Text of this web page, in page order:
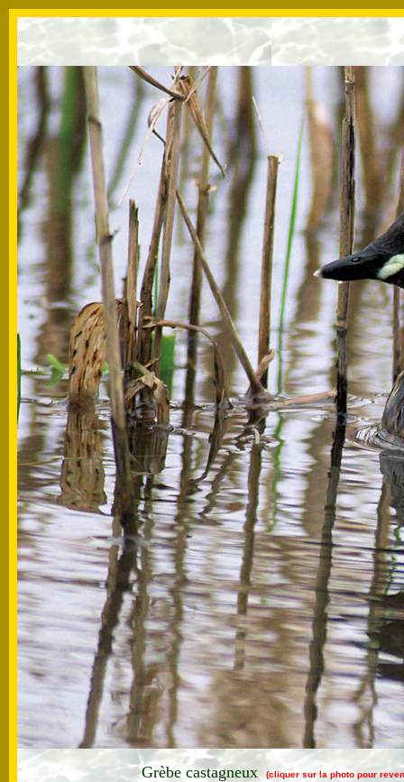
Grèbe castagneux (cliquer sur la photo pour